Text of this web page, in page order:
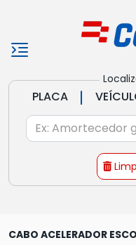
PLACA |
CABO ACELERADOR